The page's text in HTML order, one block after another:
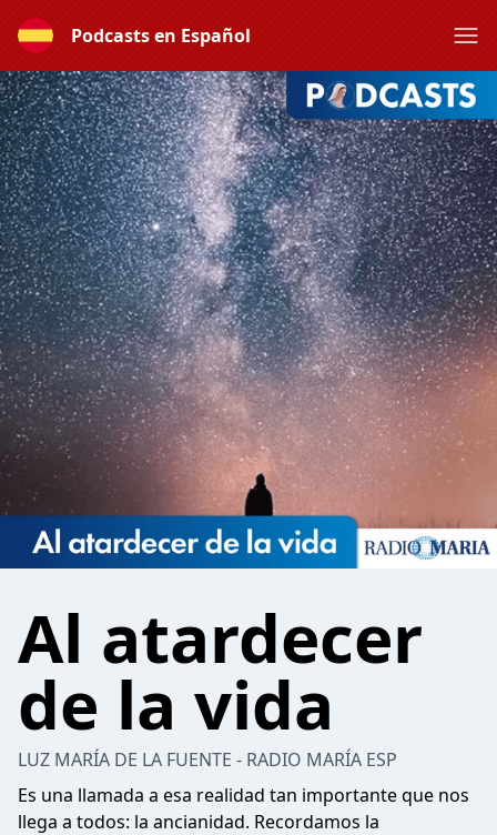
Podcasts en Español
Al atardecer
de la vida
LUZ MARÍA DE LA FUENTE - RADIO MARÍA ESP
Es una llamada a esa realidad tan importante que nos
llega a todos: la ancianidad. Recordamos la